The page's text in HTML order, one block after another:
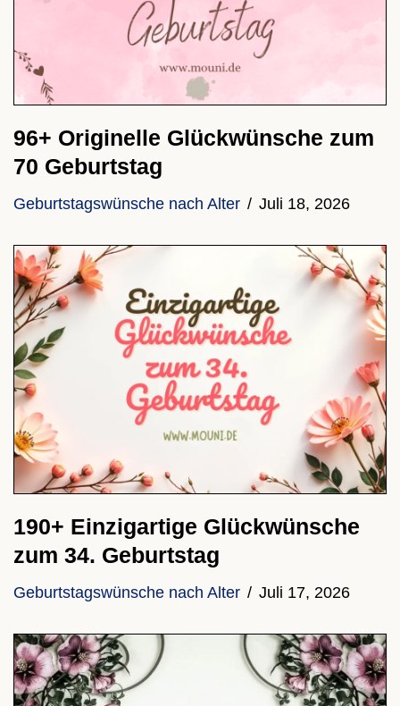
96+ Originelle Glückwünsche zum
70 Geburtstag
Geburtstagswünsche nach Alter Juli 18, 2026
190+ Einzigartige Glückwünsche
zum 34. Geburtstag
Geburtstagswünsche nach Alter Juli 17, 2026